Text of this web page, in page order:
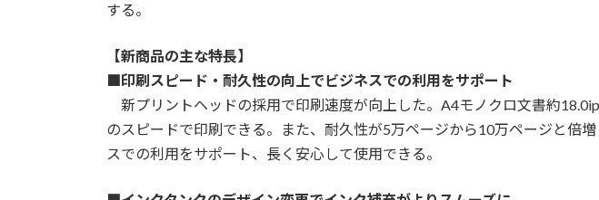
する。
【新商品の主な特長】
■印刷スピード・耐久性の向上でビジネスでの利用をサポート
新プリントヘッドの採用で印刷速度が向上した。A4モノクロ文書約
のスピードで印刷できる。また、耐久性が5万ページから10万ページと倍
スでの利用をサポート、長く安心して使用できる。